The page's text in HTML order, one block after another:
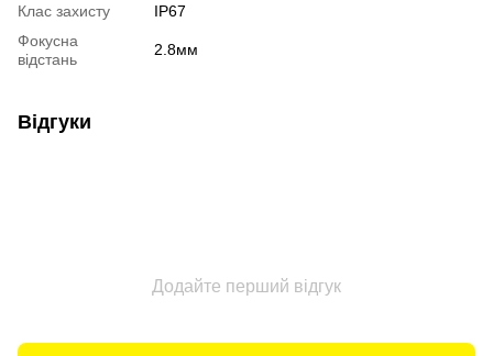
Клас захисту
IP67
Фокусна
відстань
2.8мм
Відгуки
Додайте перший відгук